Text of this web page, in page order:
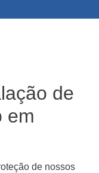
de
em
de nossos